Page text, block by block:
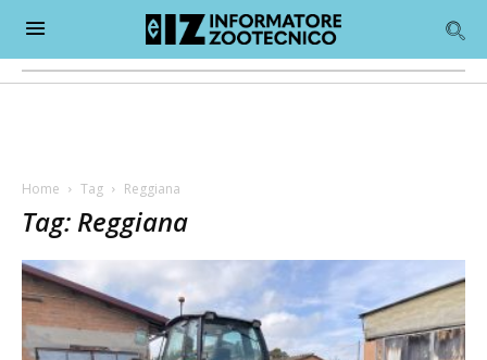
Home Tag Reggiana
Tag: Reggiana